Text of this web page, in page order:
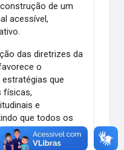
de um
acessível,
das diretrizes da
o
que
físicas,
e
que todos os
reais
forma, a